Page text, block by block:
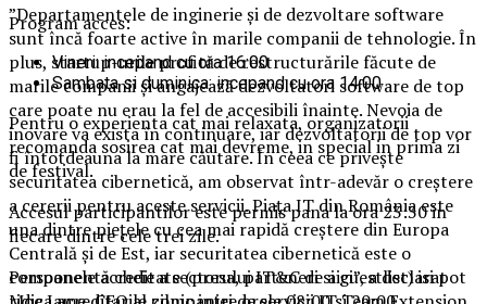
”Departamentele de inginerie și de dezvoltare software
sunt încă foarte active în marile companii de tehnologie. În
plus, startup-urile profită de restructurările făcute de
marile companii și angajează dezvoltatori software de top
care poate nu erau la fel de accesibili înainte. Nevoia de
inovare va exista în continuare, iar dezvoltatorii de top vor
fi întotdeauna la mare căutare. În ceea ce privește
securitatea cibernetică, am observat într-adevăr o creștere
a cererii pentru aceste servicii. Piața IT din România este
una dintre piețele cu cea mai rapidă creștere din Europa
Centrală și de Est, iar securitatea cibernetică este o
componentă cheie a sectorului IT&C de aici”, a declarat
Program acces:
Vineri: incepand cu ora 16:00
Sambata si duminica: incepand cu ora 14:00
Pentru o experienta cat mai relaxata, organizatorii
recomanda sosirea cat mai devreme, in special in prima zi
de festival.
Accesul participantilor este permis pana la ora 23:30 in
fiecare dintre cele trei zile.
Persoanele acreditate (presa, parteneri si guestlist) isi pot